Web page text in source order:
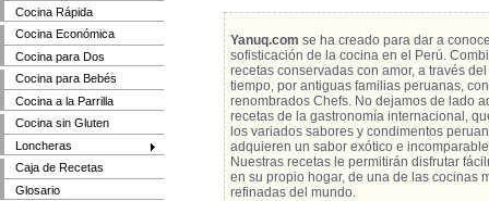
Cocina Rápida
Cocina Económica
Cocina para Dos
Cocina para Bebés
Cocina a la Parrilla
Cocina sin Gluten
Loncheras
Caja de Recetas
Glosario
Yanuq.com se ha creado para dar a
sofisticación de la cocina en el Perú.
recetas conservadas con amor, a través del
tiempo, por antiguas familias peruanas,
renombrados Chefs. No dejamos de lado
recetas de la gastronomía internacional,
los variados sabores y condimentos
adquieren un sabor exótico e
Nuestras recetas le permitirán disfrutar
en su propio hogar, de una de las cocinas
refinadas del mundo.